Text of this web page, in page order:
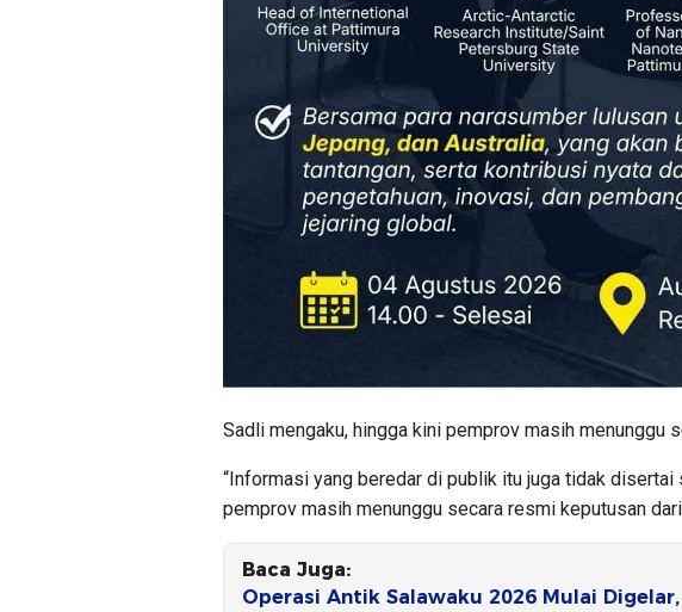
Sadli mengaku, hingga kini pemprov masih menunggu
“Informasi yang beredar di publik itu juga tidak
pemprov masih menunggu secara resmi keputusan
Baca Juga:
Operasi Antik Salawaku 2026 Mulai Digelar,